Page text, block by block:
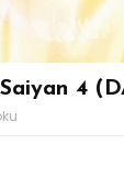
4